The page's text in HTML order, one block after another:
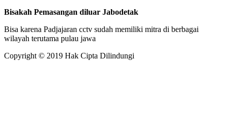
Bisakah Pemasangan diluar Jabodetak
Bisa karena Padjajaran cctv sudah memiliki mitra di berbagai
wilayah terutama pulau jawa
Copyright © 2019 Hak Cipta Dilindungi